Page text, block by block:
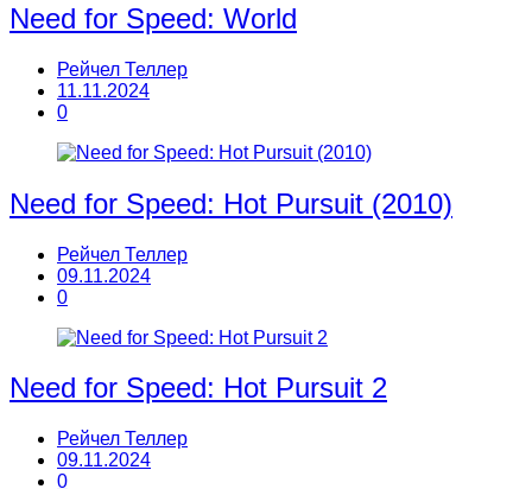
Need for Speed: World
Рейчел Теллер
11.11.2024
0
Need for Speed: Hot Pursuit (2010)
Рейчел Теллер
09.11.2024
0
Need for Speed: Hot Pursuit 2
Рейчел Теллер
09.11.2024
0